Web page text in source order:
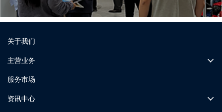
关于我们
主营业务
服务市场
资讯中心